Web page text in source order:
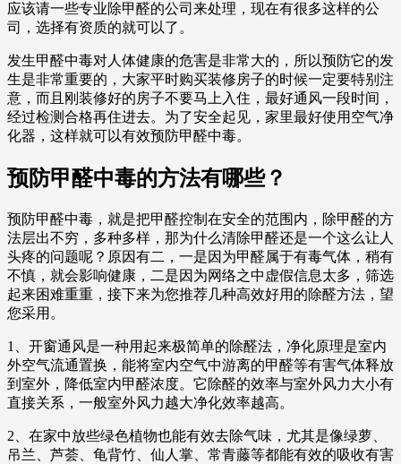
应该请一些专业除甲醛的公司来处理，现在有很多这样的公
司，选择有资质的就可以了。
发生甲醛中毒对人体健康的危害是非常大的，所以预防它的发
生是非常重要的，大家平时购买装修房子的时候一定要特别注
意，而且刚装修好的房子不要马上入住，最好通风一段时间，
经过检测合格再住进去。为了安全起见，家里最好使用空气净
化器，这样就可以有效预防甲醛中毒。
预防甲醛中毒的方法有哪些？
预防甲醛中毒，就是把甲醛控制在安全的范围内，除甲醛的方
法层出不穷，多种多样，那为什么清除甲醛还是一个这么让人
头疼的问题呢？原因有二，一是因为甲醛属于有毒气体，稍有
不慎，就会影响健康，二是因为网络之中虚假信息太多，筛选
起来困难重重，接下来为您推荐几种高效好用的除醛方法，望
您采用。
1、开窗通风是一种用起来极简单的除醛法，净化原理是室内
外空气流通置换，能将室内空气中游离的甲醛等有害气体释放
到室外，降低室内甲醛浓度。它除醛的效率与室外风力大小有
直接关系，一般室外风力越大净化效率越高。
2、在家中放些绿色植物也能有效去除气味，尤其是像绿萝、
吊兰、芦荟、龟背竹、仙人掌、常青藤等都能有效的吸收有害